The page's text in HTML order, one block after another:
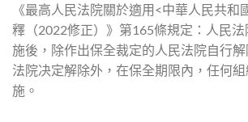
《最高人民法院關於適用<中華人民共和
釋（2022修正）》第165條規定：人民
施後，除作出保全裁定的人民法院自行
法院决定解除外，在保全期限內，任何
施。